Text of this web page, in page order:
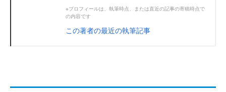
※プロフィールは、執筆時点、または直近の記事の寄稿時点で
の内容です
この著者の最近の執筆記事